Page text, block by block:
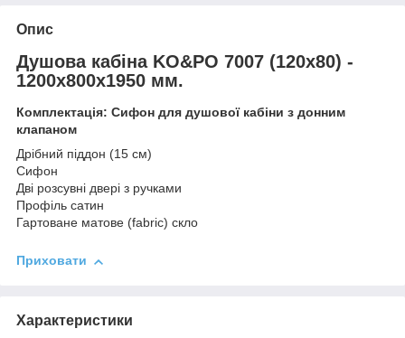
Опис
Душова кабіна KO&PO 7007 (120х80) -
1200х800х1950 мм.
Комплектація: Сифон для душової кабіни з донним
клапаном
Дрібний піддон (15 см)
Сифон
Дві розсувні двері з ручками
Профіль сатин
Гартоване матове (fabric) скло
Приховати
Характеристики